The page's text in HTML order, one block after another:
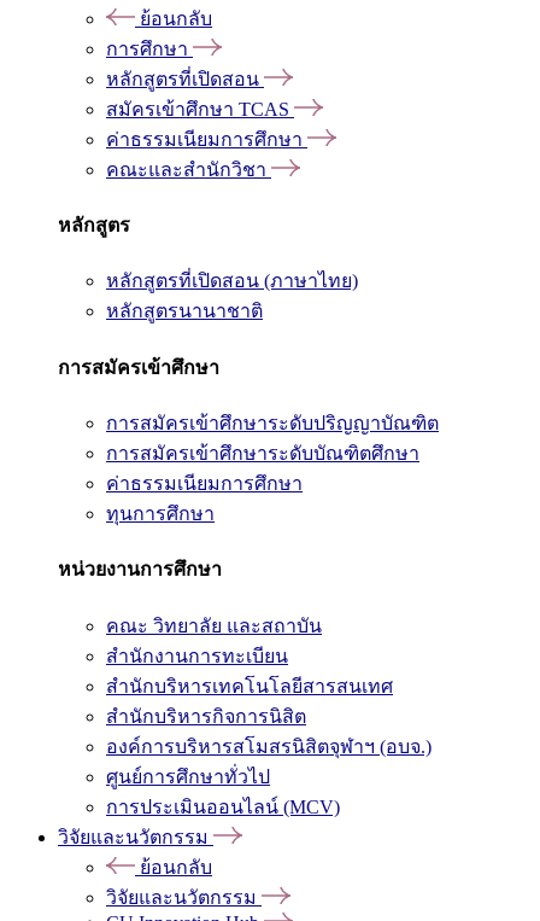
ย้อนกลับ
การศึกษา
หลักสูตรที่เปิดสอน
สมัครเข้าศึกษา TCAS
ค่าธรรมเนียมการศึกษา
คณะและสำนักวิชา
หลักสูตร
หลักสูตรที่เปิดสอน (ภาษาไทย)
หลักสูตรนานาชาติ
การสมัครเข้าศึกษา
การสมัครเข้าศึกษาระดับปริญญาบัณฑิต
การสมัครเข้าศึกษาระดับบัณฑิตศึกษา
ค่าธรรมเนียมการศึกษา
ทุนการศึกษา
หน่วยงานการศึกษา
คณะ วิทยาลัย และสถาบัน
สำนักงานการทะเบียน
สำนักบริหารเทคโนโลยีสารสนเทศ
สำนักบริหารกิจการนิสิต
องค์การบริหารสโมสรนิสิตจุฬาฯ (อบจ.)
ศูนย์การศึกษาทั่วไป
การประเมินออนไลน์ (MCV)
วิจัยและนวัตกรรม
ย้อนกลับ
วิจัยและนวัตกรรม